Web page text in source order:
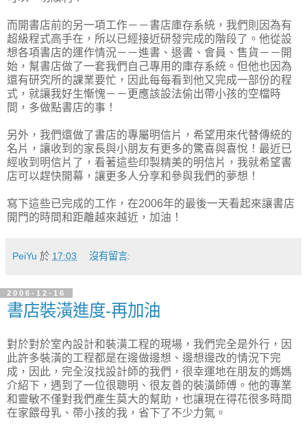
而開書店前的另一項工作－－書店庫存系統，我們則因為有
超級程式高手在，所以已經接近研發完成的階段了。他從設
想各項書店的運作情況－－進書、退書、會員、售貨－－開
始，幫書店做了一套我們自己專用的庫存系統。但他也因為
還有研究所的課業要忙，因此每每看到他又完成一部份的程
式，就讓我好生慚愧－－更應該設法偷出帶小孩的空檔時
間，多做點書店的事！
另外，我們還做了書店的專屬明信片，希望用來代替傳統的
名片，讓收到的家長與小朋友有更多的驚喜與喜悅！最近已
經收到明信片了，看著這些印製精美的明信片，我就希望書
店可以趕快開幕，讓更多人分享和參與我們的夢想！
寫下這些已完成的工作，在2006年的最後一天看起來讓書店
開門的時間和距離越來越近，加油！
PeiYu 於 17:03 沒有留言:
2006-12-16
書店裝潢進度-再加油
對於對於室內設計和裝潢工程的現場，我們完全是外行，因
此許多裝潢的工程都是在邊做邊想、邊想邊改的情況下完
成，因此，完全沒找設計師的我們，很幸運地在朋友的媽媽
介紹下，遇到了一位很聰明、很友善的裝潢師傅。他的專業
和靈敏不僅對我們產生莫大的幫助，也讓現在得花很多時間
在家餵母乳、帶小孩的我，省下了不少力氣。